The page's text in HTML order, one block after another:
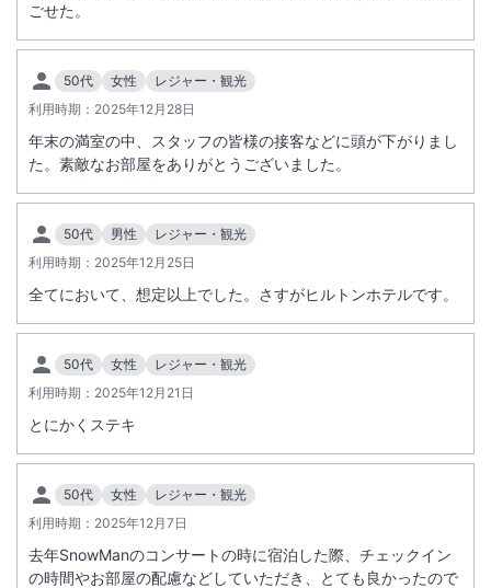
ごせた。
50代 女性
レジャー・観光
利用時期： 2025年12月28日
年末の満室の中、スタッフの皆様の接客などに頭が下がりまし
た。素敵なお部屋をありがとうございました。
50代 男性
レジャー・観光
利用時期： 2025年12月25日
全てにおいて、想定以上でした。さすがヒルトンホテルです。
50代 女性
レジャー・観光
利用時期： 2025年12月21日
とにかくステキ
50代 女性
レジャー・観光
利用時期： 2025年12月7日
去年SnowManのコンサートの時に宿泊した際、チェックイン
の時間やお部屋の配慮などしていただき、とても良かったので